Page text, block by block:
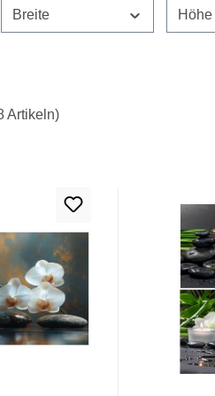
Breite Höhe
Artikeln)